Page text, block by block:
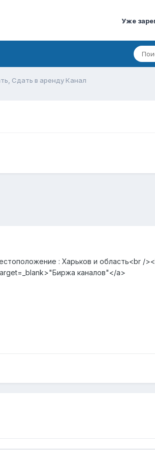
Уже
Сдать в аренду Канал
: Харьков и область<br /
каналов"</a>